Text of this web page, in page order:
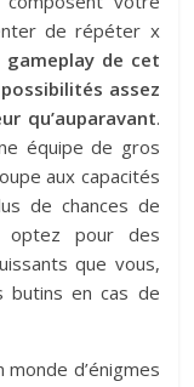
de répéter x
gameplay de cet
assez
qu’auparavant.
équipe de gros
aux capacités
de chances de
optez pour des
que vous,
butins en cas de
monde d’énigmes